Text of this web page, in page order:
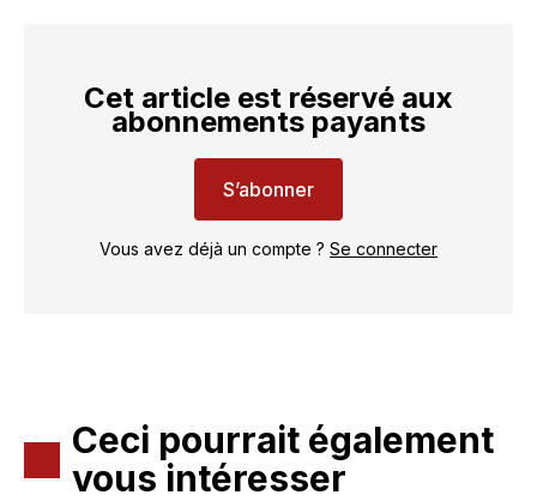
Cet article est réservé aux
abonnements payants
S’abonner
Vous avez déjà un compte ? Se connecter
Ceci pourrait également
vous intéresser